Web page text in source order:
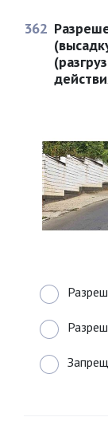
362